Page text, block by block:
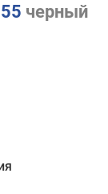
черный